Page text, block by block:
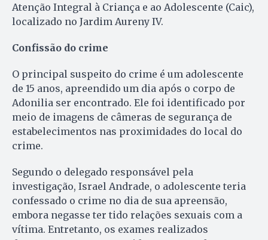
Atenção Integral à Criança e ao Adolescente (Caic),
localizado no Jardim Aureny IV.
Confissão do crime
O principal suspeito do crime é um adolescente
de 15 anos, apreendido um dia após o corpo de
Adonilia ser encontrado. Ele foi identificado por
meio de imagens de câmeras de segurança de
estabelecimentos nas proximidades do local do
crime.
Segundo o delegado responsável pela
investigação, Israel Andrade, o adolescente teria
confessado o crime no dia de sua apreensão,
embora negasse ter tido relações sexuais com a
vítima. Entretanto, os exames realizados